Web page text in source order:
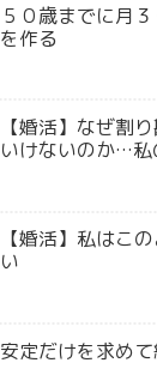
５０歳までに月
を作る
【婚活】なぜ割
いけないのか…私
【婚活】私はこ
い
安定だけを求め